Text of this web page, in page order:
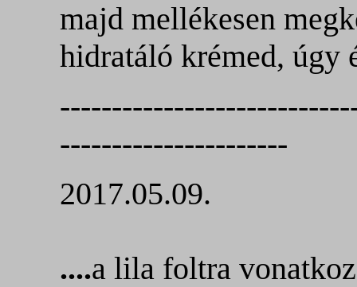
majd mellékesen
hidratáló krémed, úgy
----------------------
2017.05.09.
....a lila foltra